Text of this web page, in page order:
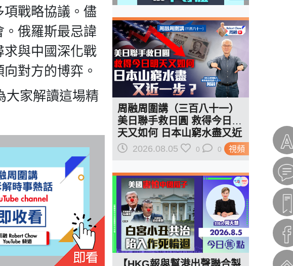
戰略協議。儘
俄羅斯最忌諱
與中國深化戰
對方的博弈。
大家解讀這場精
視頻
周融周圍講（三百八十一）
美日聯手救日圓 救得今日明
天又如何 日本山窮水盡又近
一步？2026.08.05 0 0